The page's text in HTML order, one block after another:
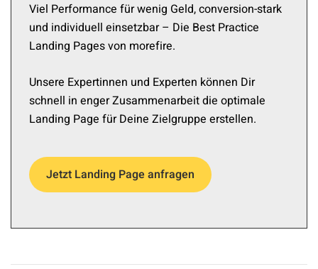
Viel Performance für wenig Geld, conversion-stark
und individuell einsetzbar – Die Best Practice
Landing Pages von morefire.
Unsere Expertinnen und Experten können Dir
schnell in enger Zusammenarbeit die optimale
Landing Page für Deine Zielgruppe erstellen.
Jetzt Landing Page anfragen